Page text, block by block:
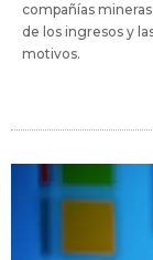
compañías
de los ingresos y
motivos.